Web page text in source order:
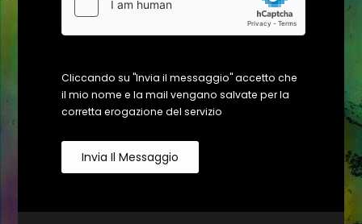
Cliccando su "Invia il messaggio" accetto che
il mio nome e la mail vengano salvate per la
corretta erogazione del servizio
Invia Il Messaggio